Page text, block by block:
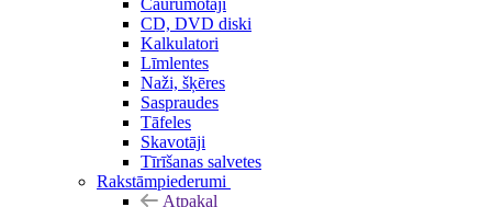
Caurumotāji
CD, DVD diski
Kalkulatori
Līmlentes
Naži, šķēres
Saspraudes
Tāfeles
Skavotāji
Tīrīšanas salvetes
Rakstāmpiederumi
Atpakaļ